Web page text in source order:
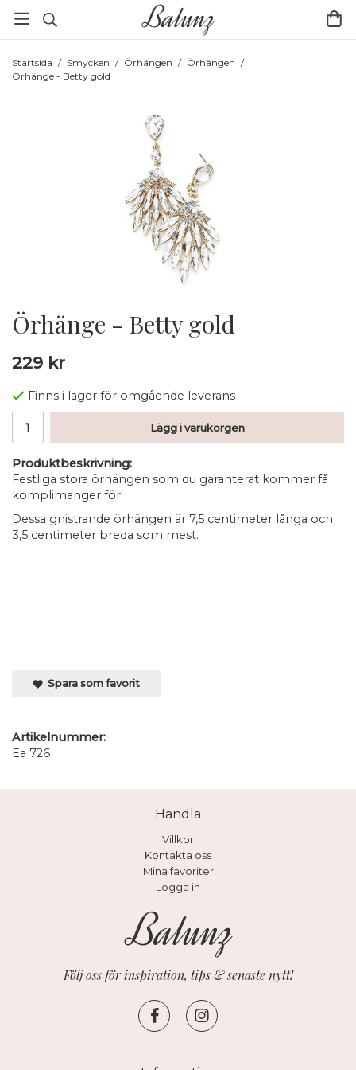
Startsida / Smycken / Örhängen / Örhängen /
Örhänge - Betty gold
Örhänge - Betty gold
229 kr
Finns i lager för omgående leverans
Lägg i varukorgen
Produktbeskrivning:
Festliga stora örhängen som du garanterat kommer få
komplimanger för!
Dessa gnistrande örhängen är 7,5 centimeter långa och
3,5 centimeter breda som mest.
Spara som favorit
Artikelnummer:
Ea 726
Handla
Villkor
Kontakta oss
Mina favoriter
Logga in
Följ oss för inspiration, tips & senaste nytt!